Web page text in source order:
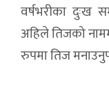
वर्षभरीका दुःख
अहिले तिजको
रुपमा तिज